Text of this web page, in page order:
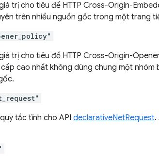
trị cho tiêu đề HTTP Cross-Origin-
trên nhiều nguồn gốc trong một trang
trị cho tiêu đề HTTP Cross-Origin-
cao nhất không dùng chung một nhóm
tắc tĩnh cho API declarativeNetRequest.